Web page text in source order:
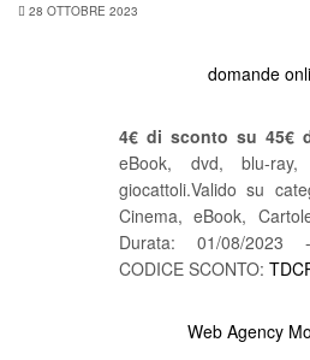
28 OTTOBRE 2023
domande
4€ di sconto su 45€
eBook, dvd, blu-
giocattoli.Valido su
Cinema, eBook,
Durata: 01/08/2023
CODICE SCONTO:
Web Agency